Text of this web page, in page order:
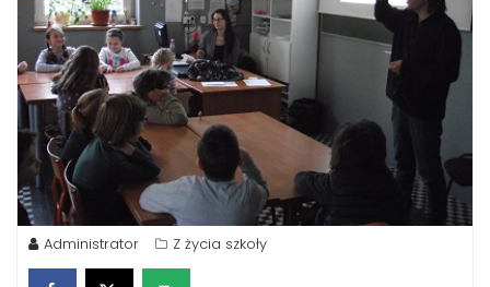
Administrator Z życia szkoły